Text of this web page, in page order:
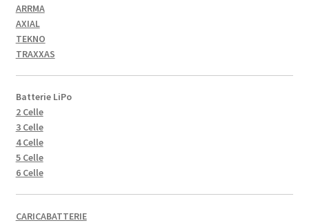
ARRMA
AXIAL
TEKNO
TRAXXAS
Batterie LiPo
2 Celle
3 Celle
4 Celle
5 Celle
6 Celle
CARICABATTERIE